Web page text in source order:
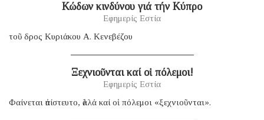
Κώδων κινδύνου γιά τήν Κύπρο
Εφημερίς Εστία
τοῦ δρος Κυριάκου Α. Κενεβέζου
Ξεχνιοῦνται καί οἱ πόλεμοι!
Εφημερίς Εστία
Φαίνεται ἀπίστευτο, ἀλλά καί οἱ πόλεμοι «ξεχνιοῦνται».